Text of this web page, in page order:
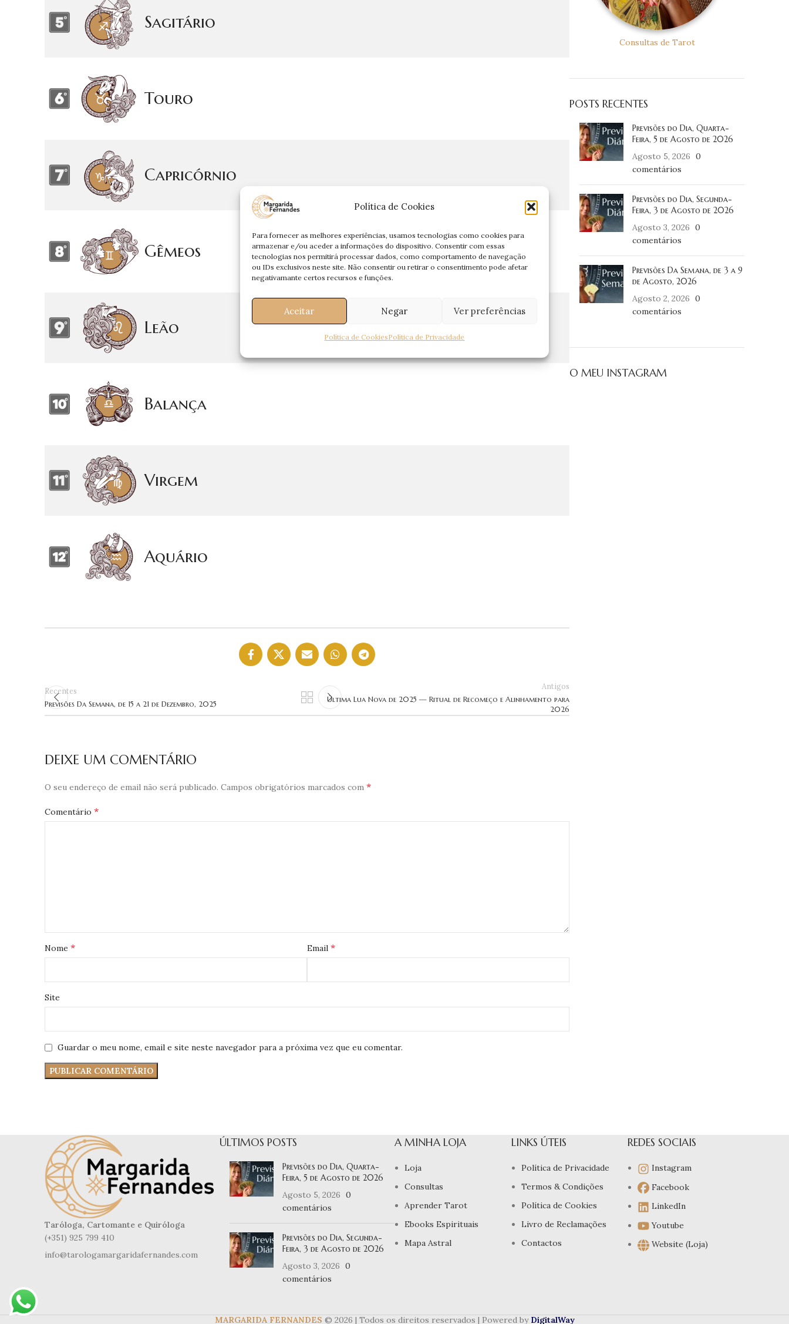
Política de Cookies
Para fornecer as melhores experiências, usamos tecnologias como cookies para
armazenar e/ou aceder a informações do dispositivo. Consentir com essas
tecnologias nos permitirá processar dados, como comportamento de navegação
ou IDs exclusivos neste site. Não consentir ou retirar o consentimento pode afetar
negativamante certos recursos e funções.
Aceitar Negar Ver preferências
Política de CookiesPolítica de Privacidade
Sagitário
Touro
Capricórnio
Gêmeos
Leão
Balança
Virgem
Aquário
Recentes
Previsões Da Semana, de 15 a 21 de Dezembro, 2025
Antigos
Última Lua Nova de 2025 — Ritual de Recomeço e Alinhamento para
2026
DEIXE UM COMENTÁRIO
O seu endereço de email não será publicado. Campos obrigatórios marcados com *
Comentário *
Nome * Email *
Site
Guardar o meu nome, email e site neste navegador para a próxima vez que eu comentar.
Consultas de Tarot
POSTS RECENTES
Previsões do Dia, Quarta-
Feira, 5 de Agosto de 2026
Agosto 5, 2026 0
comentários
Previsões do Dia, Segunda-
Feira, 3 de Agosto de 2026
Agosto 3, 2026 0
comentários
Previsões Da Semana, de 3 a 9
de Agosto, 2026
Agosto 2, 2026 0
comentários
O MEU INSTAGRAM
Taróloga, Cartomante e Quiróloga
(+351) 925 799 410
info@tarologamargaridafernandes.com
ÚLTIMOS POSTS
Previsões do Dia, Quarta-
Feira, 5 de Agosto de 2026
Agosto 5, 2026 0
comentários
Previsões do Dia, Segunda-
Feira, 3 de Agosto de 2026
Agosto 3, 2026 0
comentários
A MINHA LOJA
Loja
Consultas
Aprender Tarot
Ebooks Espirituais
Mapa Astral
LINKS ÚTEIS
Política de Privacidade
Termos & Condições
Política de Cookies
Livro de Reclamações
Contactos
REDES SOCIAIS
Instagram
Facebook
LinkedIn
Youtube
Website (Loja)
MARGARIDA FERNANDES © 2026 | Todos os direitos reservados | Powered by DigitalWay